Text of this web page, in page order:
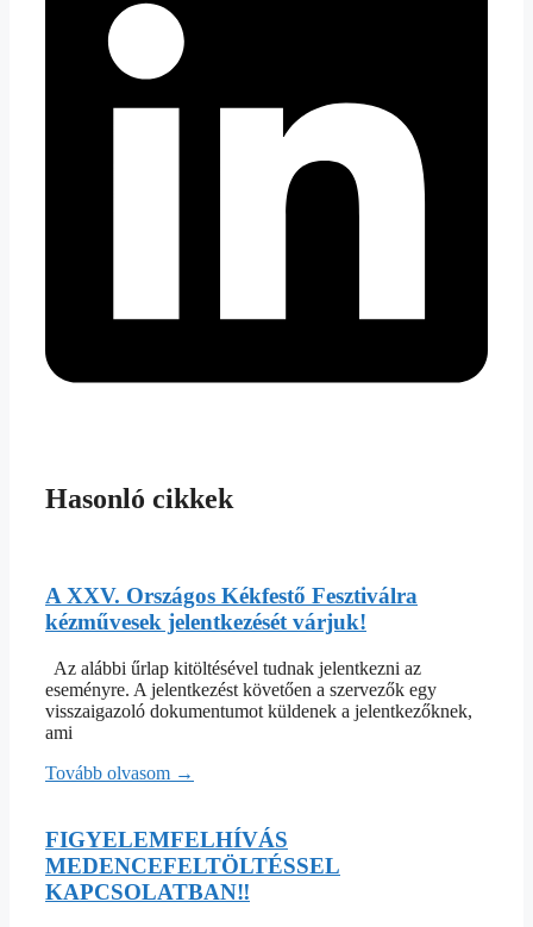
Hasonló cikkek
A XXV. Országos Kékfestő Fesztiválra
kézművesek jelentkezését várjuk!
Az alábbi űrlap kitöltésével tudnak jelentkezni az
eseményre. A jelentkezést követően a szervezők egy
visszaigazoló dokumentumot küldenek a jelentkezőknek,
ami
Tovább olvasom →
FIGYELEMFELHÍVÁS
MEDENCEFELTÖLTÉSSEL
KAPCSOLATBAN‼️